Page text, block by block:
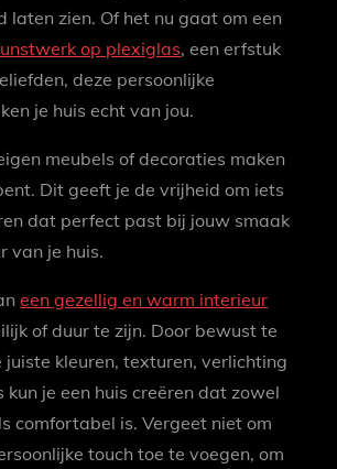
laten zien. Of het nu gaat om een
op plexiglas, een erfstuk
deze persoonlijke
je huis echt van jou.
meubels of decoraties maken
Dit geeft je de vrijheid om iets
dat perfect past bij jouw smaak
van je huis.
een gezellig en warm interieur
of duur te zijn. Door bewust te
juiste kleuren, texturen, verlichting
kun je een huis creëren dat zowel
comfortabel is. Vergeet niet om
touch toe te voegen, om